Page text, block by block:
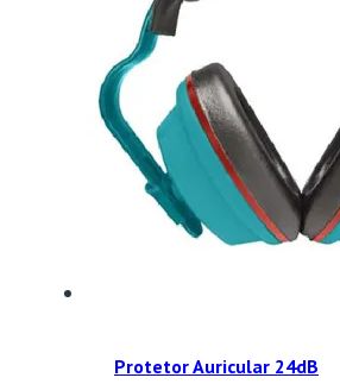
Protetor Auricular 24dB